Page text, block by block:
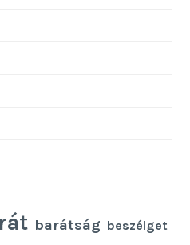
barátság beszélget